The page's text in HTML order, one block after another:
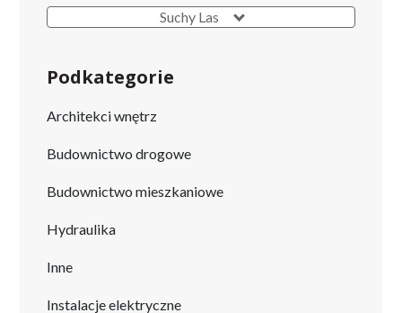
Suchy Las
Podkategorie
Architekci wnętrz
Budownictwo drogowe
Budownictwo mieszkaniowe
Hydraulika
Inne
Instalacje elektryczne